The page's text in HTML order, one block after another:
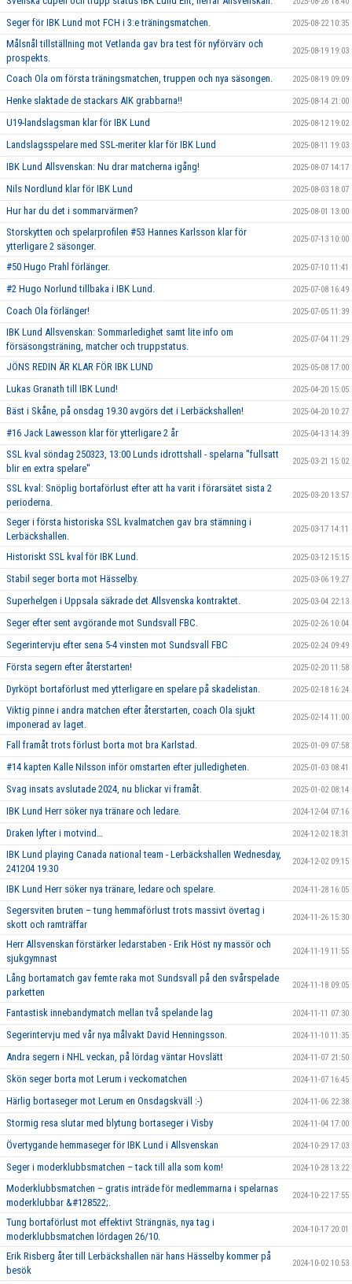
Seger för IBK Lund mot FCH i 3:e träningsmatchen. 2025-08-22 10:35
Målsnål tillställning mot Vetlanda gav bra test för nyförvärv och
prospekts.
2025-08-19 19:03
Coach Ola om första träningsmatchen, truppen och nya säsongen. 2025-08-19 09:09
Henke slaktade de stackars AIK grabbarna!! 2025-08-14 21:00
U19-landslagsman klar för IBK Lund 2025-08-12 19:02
Landslagsspelare med SSL-meriter klar för IBK Lund 2025-08-11 19:03
IBK Lund Allsvenskan: Nu drar matcherna igång! 2025-08-07 14:17
Nils Nordlund klar för IBK Lund 2025-08-03 18:07
Hur har du det i sommarvärmen? 2025-08-01 13:00
Storskytten och spelarprofilen #53 Hannes Karlsson klar för
ytterligare 2 säsonger.
2025-07-13 10:00
#50 Hugo Prahl förlänger. 2025-07-10 11:41
#2 Hugo Norlund tillbaka i IBK Lund. 2025-07-08 16:49
Coach Ola förlänger! 2025-07-05 11:39
IBK Lund Allsvenskan: Sommarledighet samt lite info om
försäsongsträning, matcher och truppstatus.
2025-07-04 11:29
JÖNS REDIN ÄR KLAR FÖR IBK LUND 2025-05-08 17:00
Lukas Granath till IBK Lund! 2025-04-20 15:05
Bäst i Skåne, på onsdag 19.30 avgörs det i Lerbäckshallen! 2025-04-20 10:27
#16 Jack Lawesson klar för ytterligare 2 år 2025-04-13 14:39
SSL kval söndag 250323, 13:00 Lunds idrottshall - spelarna ''fullsatt
blir en extra spelare''
2025-03-21 15:02
SSL kval: Snöplig bortaförlust efter att ha varit i förarsätet sista 2
perioderna.
2025-03-20 13:57
Seger i första historiska SSL kvalmatchen gav bra stämning i
Lerbäckshallen.
2025-03-17 14:11
Historiskt SSL kval för IBK Lund. 2025-03-12 15:15
Stabil seger borta mot Hässelby. 2025-03-06 19:27
Superhelgen i Uppsala säkrade det Allsvenska kontraktet. 2025-03-04 22:13
Seger efter sent avgörande mot Sundsvall FBC. 2025-02-26 10:04
Segerintervju efter sena 5-4 vinsten mot Sundsvall FBC 2025-02-24 09:49
Första segern efter återstarten! 2025-02-20 11:58
Dyrköpt bortaförlust med ytterligare en spelare på skadelistan. 2025-02-18 16:24
Viktig pinne i andra matchen efter återstarten, coach Ola sjukt
imponerad av laget.
2025-02-14 11:00
Fall framåt trots förlust borta mot bra Karlstad. 2025-01-09 07:58
#14 kapten Kalle Nilsson inför omstarten efter julledigheten. 2025-01-03 08:41
Svag insats avslutade 2024, nu blickar vi framåt. 2025-01-02 08:14
IBK Lund Herr söker nya tränare och ledare. 2024-12-04 07:16
Draken lyfter i motvind… 2024-12-02 18:31
IBK Lund playing Canada national team - Lerbäckshallen Wednesday,
241204 19.30
2024-12-02 09:15
IBK Lund Herr söker nya tränare, ledare och spelare. 2024-11-28 16:05
Segersviten bruten – tung hemmaförlust trots massivt övertag i
skott och ramträffar
2024-11-26 15:30
Herr Allsvenskan förstärker ledarstaben - Erik Höst ny massör och
sjukgymnast
2024-11-19 11:55
Lång bortamatch gav femte raka mot Sundsvall på den svårspelade
parketten
2024-11-18 09:05
Fantastisk innebandymatch mellan två spelande lag 2024-11-11 07:30
Segerintervju med vår nya målvakt David Henningsson. 2024-11-10 11:35
Andra segern i NHL veckan, på lördag väntar Hovslätt 2024-11-07 21:50
Skön seger borta mot Lerum i veckomatchen 2024-11-07 16:45
Härlig bortaseger mot Lerum en Onsdagskväll :-) 2024-11-06 22:38
Stormig resa slutar med blytung bortaseger i Visby 2024-11-04 17:00
Övertygande hemmaseger för IBK Lund i Allsvenskan 2024-10-29 17:03
Seger i moderklubbsmatchen – tack till alla som kom! 2024-10-28 13:22
Moderklubbsmatchen – gratis inträde för medlemmarna i spelarnas
moderklubbar &#128522;.
2024-10-22 17:55
Tung bortaförlust mot effektivt Strängnäs, nya tag i
moderklubbsmatchen lördagen 26/10.
2024-10-17 20:01
Erik Risberg åter till Lerbäckshallen när hans Hässelby kommer på
besök
2024-10-02 10:53